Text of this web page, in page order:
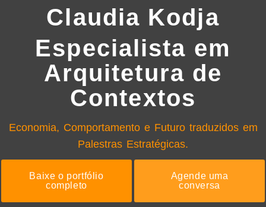
Claudia Kodja
Especialista em
Arquitetura de
Contextos
Economia, Comportamento e Futuro traduzidos em
Palestras Estratégicas.
Baixe o portfólio
completo
Agende uma
conversa